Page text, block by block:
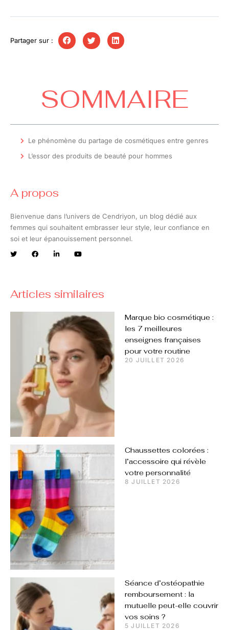
Partager sur :
SOMMAIRE
Le phénomène du partage de cosmétiques entre genres
L’essor des produits de beauté pour hommes
A propos
Bienvenue dans l’univers de Cendriyon, un blog dédié aux
femmes qui souhaitent embrasser leur style, leur confiance en
soi et leur épanouissement personnel.
Articles similaires
Marque bio cosmétique :
les 7 meilleures
enseignes françaises
pour votre routine
20 JUILLET 2026
Chaussettes colorées :
l’accessoire qui révèle
votre personnalité
8 JUILLET 2026
Séance d’ostéopathie
remboursement : la
mutuelle peut-elle couvrir
vos soins ?
5 JUILLET 2026